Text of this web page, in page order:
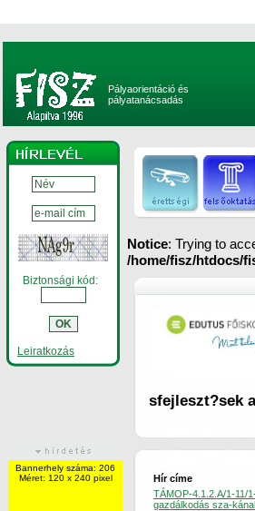
Pályaorientáció és
pályatanácsadás
Biztonsági kód:
Leiratkozás
Bannerhely száma: 206
Méret: 120 x 240 pixel
Notice: Trying to
/home/fisz/htdocs/
sfejleszt?sek
Hír címe
TÁMOP-4.1.2.A/1-11/
gazdálkodás sza-